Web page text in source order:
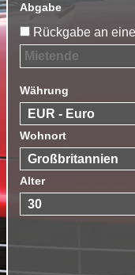
Abgabe
Rückgabe an
Währung
Wohnort
Alter